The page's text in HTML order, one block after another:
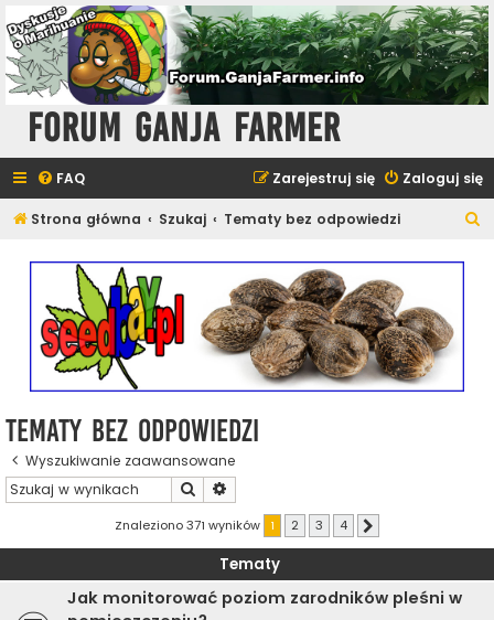
Forum Ganja Farmer
FAQ Zaloguj się
Zarejestruj się
Strona główna Szukaj Tematy bez odpowiedzi
Tematy bez odpowiedzi
Wyszukiwanie zaawansowane
Szukaj
Znaleziono 371 wyników 1 2 3 4
Tematy
Jak monitorować poziom zarodników pleśni w